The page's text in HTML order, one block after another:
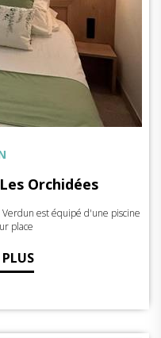
Orchidées
est équipé d'une piscine
place